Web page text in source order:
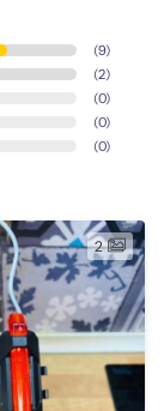
(9)
(2)
(0)
(0)
(0)
2